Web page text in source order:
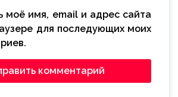
моё имя, email и адрес сайта
для последующих моих